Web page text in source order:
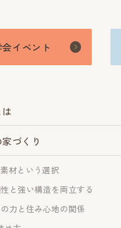
会イベント
づくり
材という選択
と強い構造を両立する
力と住み心地の関係